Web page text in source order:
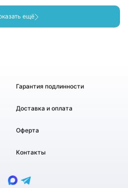
ещё
Гарантия подлинности
Доставка и оплата
Оферта
Контакты